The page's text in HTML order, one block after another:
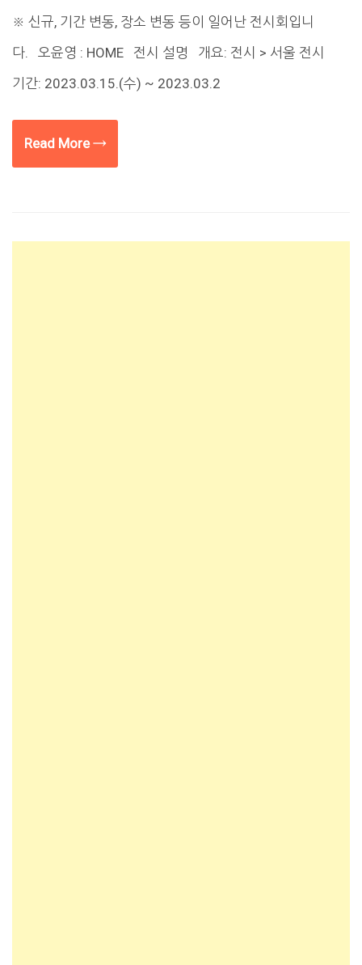
※ 신규, 기간 변동, 장소 변동 등이 일어난 전시회입니
다. 오윤영 : HOME 전시 설명 개요: 전시 > 서울 전시
기간: 2023.03.15.(수) ~ 2023.03.2
Read More →